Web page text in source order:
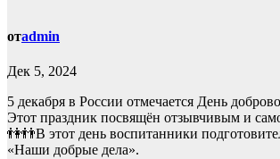
отadmin
Дек 5, 2024
5 декабря в России отмечается День
Этот праздник посвящён отзывчивым и
👫👬В этот день воспитанники
«Наши добрые дела».